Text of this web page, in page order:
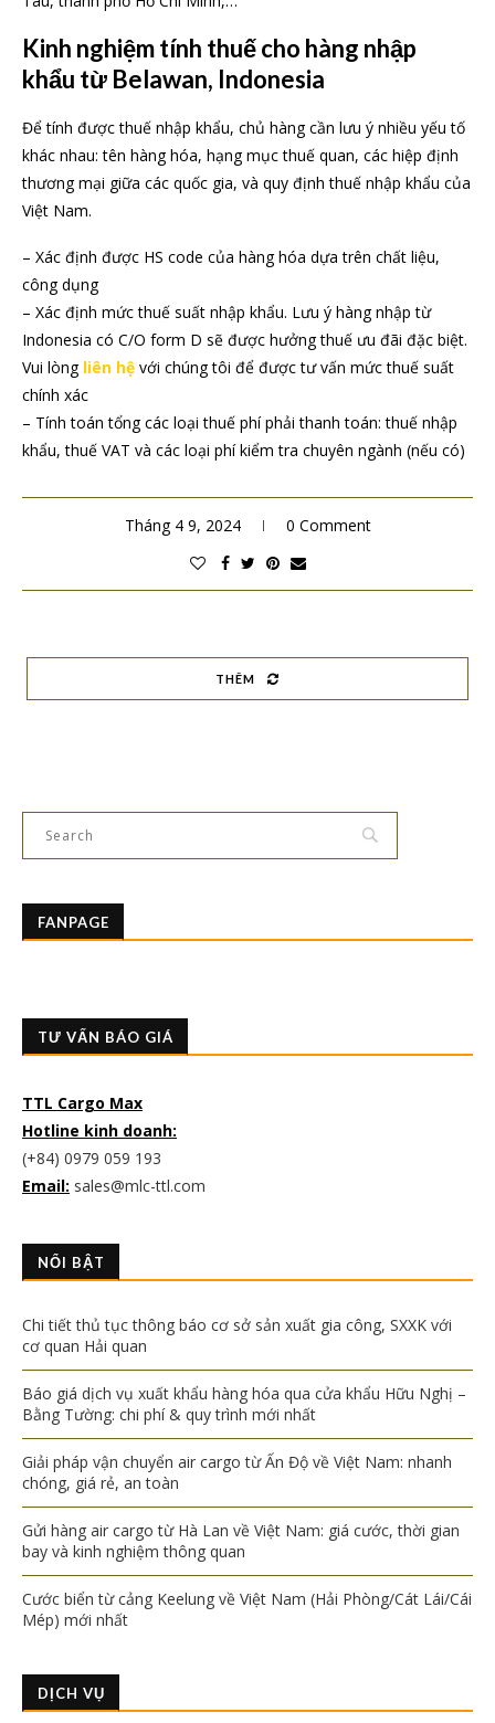
Kinh nghiệm tính thuế cho hàng nhập
khẩu từ Belawan, Indonesia
Để tính được thuế nhập khẩu, chủ hàng cần lưu ý nhiều yếu tố
khác nhau: tên hàng hóa, hạng mục thuế quan, các hiệp định
thương mại giữa các quốc gia, và quy định thuế nhập khẩu của
Việt Nam.
– Xác định được HS code của hàng hóa dựa trên chất liệu,
công dụng
– Xác định mức thuế suất nhập khẩu. Lưu ý hàng nhập từ
Indonesia có C/O form D sẽ được hưởng thuế ưu đãi đặc biệt.
Vui lòng liên hệ với chúng tôi để được tư vấn mức thuế suất
chính xác
– Tính toán tổng các loại thuế phí phải thanh toán: thuế nhập
khẩu, thuế VAT và các loại phí kiểm tra chuyên ngành (nếu có)
Tháng 4 9, 2024 0 Comment
THÊM
FANPAGE
TƯ VẤN BÁO GIÁ
TTL Cargo Max
Hotline kinh doanh:
(+84) 0979 059 193
Email: sales@mlc-ttl.com
NỔI BẬT
Chi tiết thủ tục thông báo cơ sở sản xuất gia công, SXXK với
cơ quan Hải quan
Báo giá dịch vụ xuất khẩu hàng hóa qua cửa khẩu Hữu Nghị –
Bằng Tường: chi phí & quy trình mới nhất
Giải pháp vận chuyển air cargo từ Ấn Độ về Việt Nam: nhanh
chóng, giá rẻ, an toàn
Gửi hàng air cargo từ Hà Lan về Việt Nam: giá cước, thời gian
bay và kinh nghiệm thông quan
Cước biển từ cảng Keelung về Việt Nam (Hải Phòng/Cát Lái/Cái
Mép) mới nhất
DỊCH VỤ